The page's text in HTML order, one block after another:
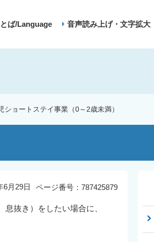
ば/Language 音声読み上げ・文字拡大
ショートステイ事業（0～2歳未満）
ページ番号：787425879
6月29日
抜き）をしたい場合に、